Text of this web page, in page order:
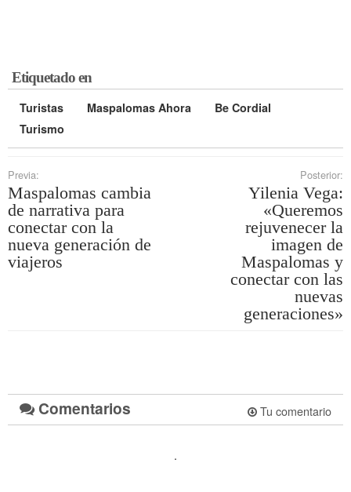
Etiquetado en
Turistas Maspalomas Ahora
Be Cordial
Turismo
Previa:
Maspalomas cambia
de narrativa para
conectar con la
nueva generación de
viajeros
Posterior:
Yilenia Vega:
«Queremos
rejuvenecer la
imagen de
Maspalomas y
conectar con las
nuevas
generaciones»
Comentarios Tu comentario
.